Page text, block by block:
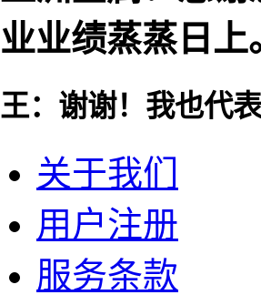
业业绩蒸蒸日上
王：谢谢！我也代
关于我们
用户注册
服务条款